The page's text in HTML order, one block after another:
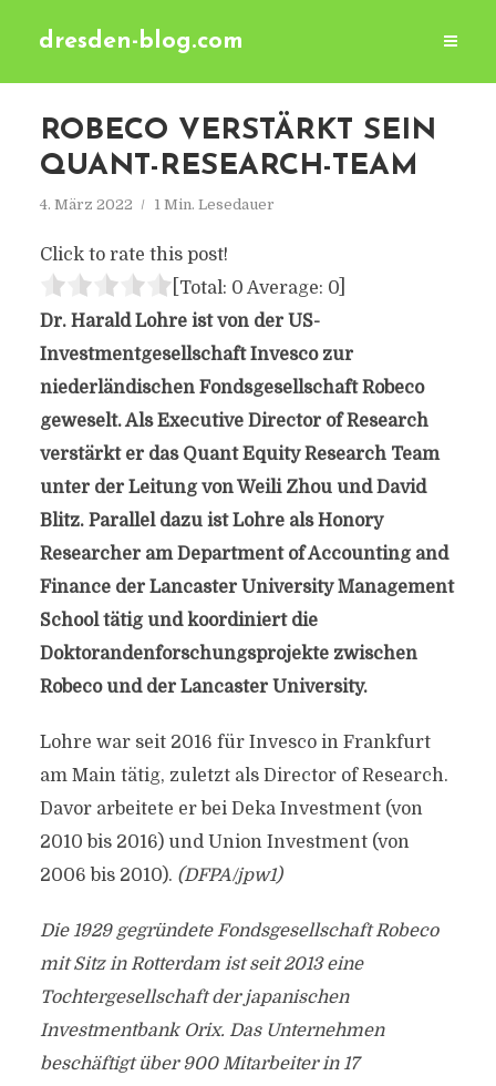
dresden-blog.com
ROBECO VERSTÄRKT SEIN
QUANT-RESEARCH-TEAM
4. März 2022 1 Min. Lesedauer
Click to rate this post!
[Total: 0 Average: 0]
Dr. Harald Lohre ist von der US-
Investmentgesellschaft Invesco zur
niederländischen Fondsgesellschaft Robeco
geweselt. Als Executive Director of Research
verstärkt er das Quant Equity Research Team
unter der Leitung von Weili Zhou und David
Blitz. Parallel dazu ist Lohre als Honory
Researcher am Department of Accounting and
Finance der Lancaster University Management
School tätig und koordiniert die
Doktorandenforschungsprojekte zwischen
Robeco und der Lancaster University.
Lohre war seit 2016 für Invesco in Frankfurt
am Main tätig, zuletzt als Director of Research.
Davor arbeitete er bei Deka Investment (von
2010 bis 2016) und Union Investment (von
2006 bis 2010). (DFPA/jpw1)
Die 1929 gegründete Fondsgesellschaft Robeco
mit Sitz in Rotterdam ist seit 2013 eine
Tochtergesellschaft der japanischen
Investmentbank Orix. Das Unternehmen
beschäftigt über 900 Mitarbeiter in 17